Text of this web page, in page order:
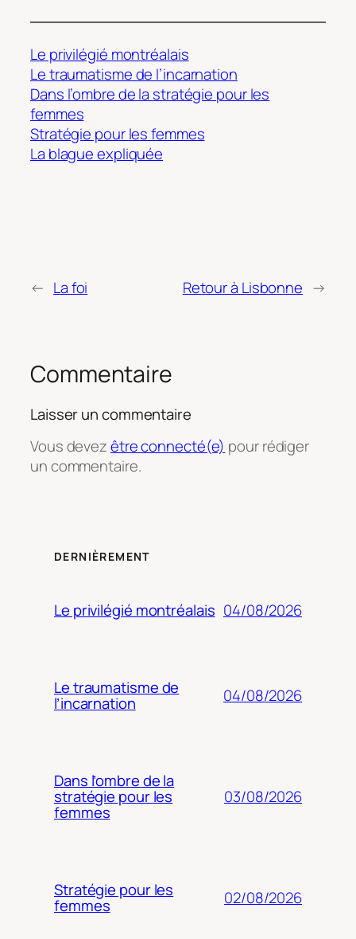
Le privilégié montréalais
Le traumatisme de l’incarnation
Dans l’ombre de la stratégie pour les
femmes
Stratégie pour les femmes
La blague expliquée
← La foi Retour à Lisbonne →
Commentaire
Laisser un commentaire
Vous devezêtre connecté(e) pour rédiger
un commentaire.
DERNIÈREMENT
Le privilégié montréalais 04/08/2026
Le traumatisme de
l’incarnation 04/08/2026
Dans l’ombre de la
stratégie pour les
femmes
03/08/2026
Stratégie pour les
femmes 02/08/2026